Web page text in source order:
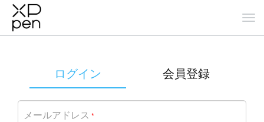
ログイン 会員登録
メールアドレス *